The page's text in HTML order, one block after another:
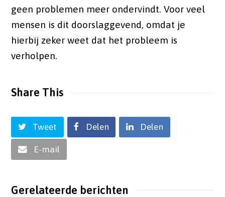
geen problemen meer ondervindt. Voor veel
mensen is dit doorslaggevend, omdat je
hierbij zeker weet dat het probleem is
verholpen.
Share This
Tweet Delen Delen
E-mail
Gerelateerde berichten